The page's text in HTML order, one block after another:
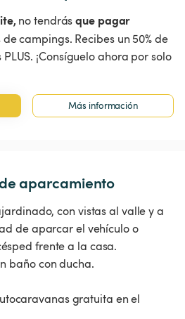
no tendrásque pagar
campings. Recibes un 50% de
¡Consíguelo ahora por solo
Más información
aparcamiento
con vistas al valle y a
de aparcar el vehículo o
frente a la casa.
baño con ducha.
gratuita en el